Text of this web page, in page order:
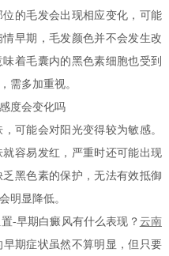
的毛发会出现相应变化，可能
早期，毛发颜色并不会发生改
着毛囊内的黑色素细胞也受到
需多加重视。
度会变化吗
可能会对阳光变得较为敏感。
容易发红，严重时还可能出现
黑色素的保护，无法有效抵御
明显降低。
早期白癜风有什么表现？ 云南
期症状虽然不算明显，但只要